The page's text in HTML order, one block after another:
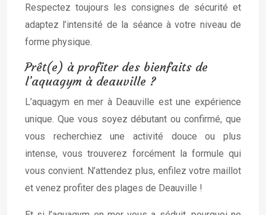
Respectez toujours les consignes de sécurité et
adaptez l’intensité de la séance à votre niveau de
forme physique.
Prêt(e) à profiter des bienfaits de
l’aquagym à deauville ?
L’aquagym en mer à Deauville est une expérience
unique. Que vous soyez débutant ou confirmé, que
vous recherchiez une activité douce ou plus
intense, vous trouverez forcément la formule qui
vous convient. N’attendez plus, enfilez votre maillot
et venez profiter des plages de Deauville !